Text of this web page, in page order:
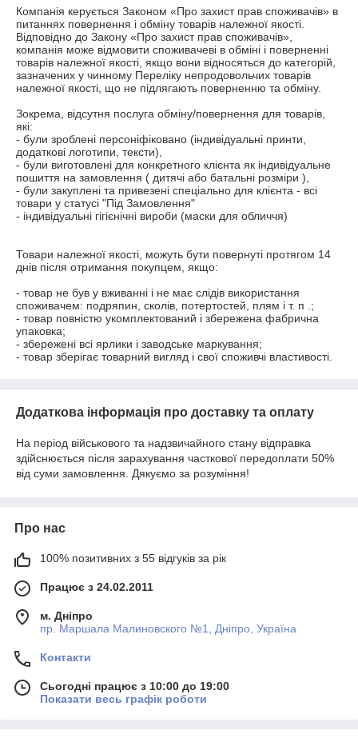
Компанія керується Законом «Про захист прав споживачів» в
питаннях повернення і обміну товарів належної якості.
Відповідно до Закону «Про захист прав споживачів»,
компанія може відмовити споживачеві в обміні і поверненні
товарів належної якості, якщо вони відносяться до категорій,
зазначених у чинному Переліку непродовольчих товарів
належної якості, що не підлягають поверненню та обміну.
Зокрема, відсутня послуга обміну/повернення для товарів,
які:
- були зроблені персоніфіковано (індивідуальні принти,
додаткові логотипи, тексти),
- були виготовлені для конкретного клієнта як індивідуальне
пошиття на замовлення ( дитячі або батальні розміри ),
- були закуплені та привезені спеціально для клієнта - всі
товари у статусі "Під Замовлення"
- індивідуальні гігієнічні вироби (маски для обличчя)
Товари належної якості, можуть бути повернуті протягом 14
днів після отримання покупцем, якщо:
- товар не був у вживанні і не має слідів використання
споживачем: подряпин, сколів, потертостей, плям і т. п .;
- товар повністю укомплектований і збережена фабрична
упаковка;
- збережені всі ярлики і заводське маркування;
- товар зберігає товарний вигляд і свої споживчі властивості.
Додаткова інформація про доставку та оплату
На період військового та надзвичайного стану відправка
здійснюється після зарахування часткової передоплати 50%
від суми замовлення. Дякуємо за розуміння!
Про нас
100% позитивних з 55 відгуків за рік
Працює з 24.02.2011
м. Дніпро
пр. Маршала Малиновского №1, Дніпро, Україна
Контакти
Сьогодні працює з 10:00 до 19:00
Показати весь графік роботи